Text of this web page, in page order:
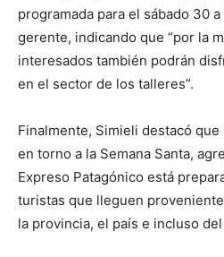
programada para el sábado 30 a
gerente, indicando que “por la
interesados también podrán
en el sector de los talleres”.
Finalmente, Simieli destacó
en torno a la Semana Santa,
Expreso Patagónico está
turistas que lleguen
la provincia, el país e incluso